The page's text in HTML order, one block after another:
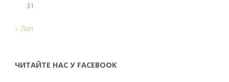
31
« Лип
ЧИТАЙТЕ НАС У FACEBOOK